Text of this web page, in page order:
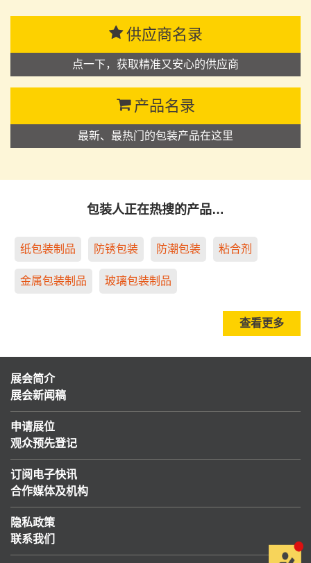
供应商名录
点一下，获取精准又安心的供应商
产品名录
最新、最热门的包装产品在这里
包装人正在热搜的产品…
纸包装制品 防锈包装 防潮包装 粘合剂
金属包装制品 玻璃包装制品
查看更多
展会简介
展会新闻稿
申请展位
观众预先登记
订阅电子快讯
合作媒体及机构
隐私政策
联系我们